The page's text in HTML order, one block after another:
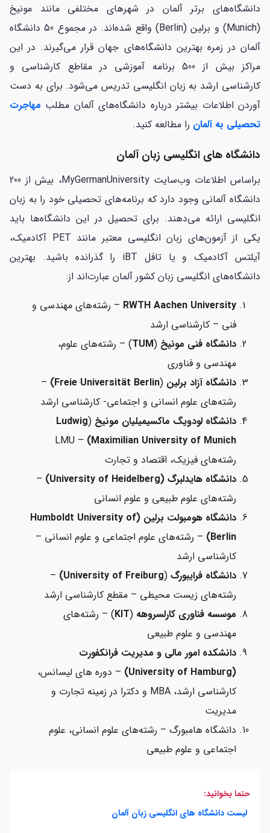
دانشگاه‌های برتر آلمان در شهرهای مختلفی مانند مونیخ
(Munich) و برلین (Berlin) واقع شده‌اند. در مجموع 50 دانشگاه
آلمان در زمره بهترین دانشگاه‌های جهان قرار می‌گیرند. در این
مراکز بیش از 500 برنامه آموزشی در مقاطع کارشناسی و
کارشناسی ارشد به زبان انگلیسی تدریس می‌شود. برای به دست
آوردن اطلاعات بیشتر درباره دانشگاه‌های آلمان مطلب مهاجرت
تحصیلی به آلمان را مطالعه کنید.
دانشگاه های انگلیسی زبان آلمان
براساس اطلاعات وب‌سایت MyGermanUniversity، بیش از 200
دانشگاه آلمانی وجود دارد که برنامه‌های تحصیلی خود را به زبان
انگلیسی ارائه می‌دهند. برای تحصیل در این دانشگاه‌ها باید
یکی از آزمون‌های زبان انگلیسی معتبر مانند PET آکادمیک،
آیلتس آکادمیک و یا تافل iBT را گذرانده باشید. بهترین
دانشگاه‌های انگلیسی زبان کشور آلمان عبارت‌اند از:
RWTH Aachen University – رشته‌های مهندسی و
فنی – کارشناسی ارشد
دانشگاه فنی مونیخ (
TUM) – رشته‌های علوم،
مهندسی و فناوری
دانشگاه آزاد برلین (
Freie Universität Berlin)
–
رشته‌های علوم انسانی و اجتماعی- کارشناسی ارشد
دانشگاه لودویگ ماکسیمیلیان مونیخ (
Ludwig
Maximilian University of Munich)
– LMU
رشته‌های فیزیک، اقتصاد و تجارت
دانشگاه هایدلبرگ (University of Heidelberg)
–
رشته‌های علوم طبیعی و علوم انسانی
دانشگاه هومبولت برلین (Humboldt University of
Berlin) – رشته‌های علوم اجتماعی و علوم انسانی –
کارشناسی ارشد
دانشگاه فرایبورگ (
University of Freiburg)
–
رشته‌های زیست محیطی – مقطع کارشناسی ارشد
موسسه فناوری کارلسروهه (
KIT) – رشته‌های
مهندسی و علوم طبیعی
دانشکده امور مالی و مدیریت فرانکفورت
(University of Hamburg)
– دوره های لیسانس،
کارشناسی ارشد، MBA و دکترا در زمینه تجارت و
مدیریت
دانشگاه هامبورگ – رشته‌های علوم انسانی، علوم
اجتماعی و علوم طبیعی
حتما بخوانید:
لیست دانشگاه های انگلیسی زبان آلمان